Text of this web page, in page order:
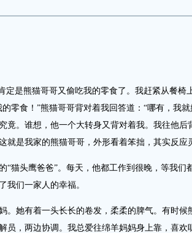
熊猫哥哥又偷吃我的零食了。我赶紧从餐椅
零食！”熊猫哥哥背对着我回答道：“哪有，我就
竟。谁想，他一个大转身又背对着我。我往他后
就是我家的熊猫哥哥，外形看着笨拙，其实反应
头鹰爸爸”。每天，他都工作到很晚，等我们
我们一家人的幸福。
她有着一头长长的卷发，柔柔的脾气。有时候
员，两边协调。我总爱往绵羊妈妈身上靠，喜欢